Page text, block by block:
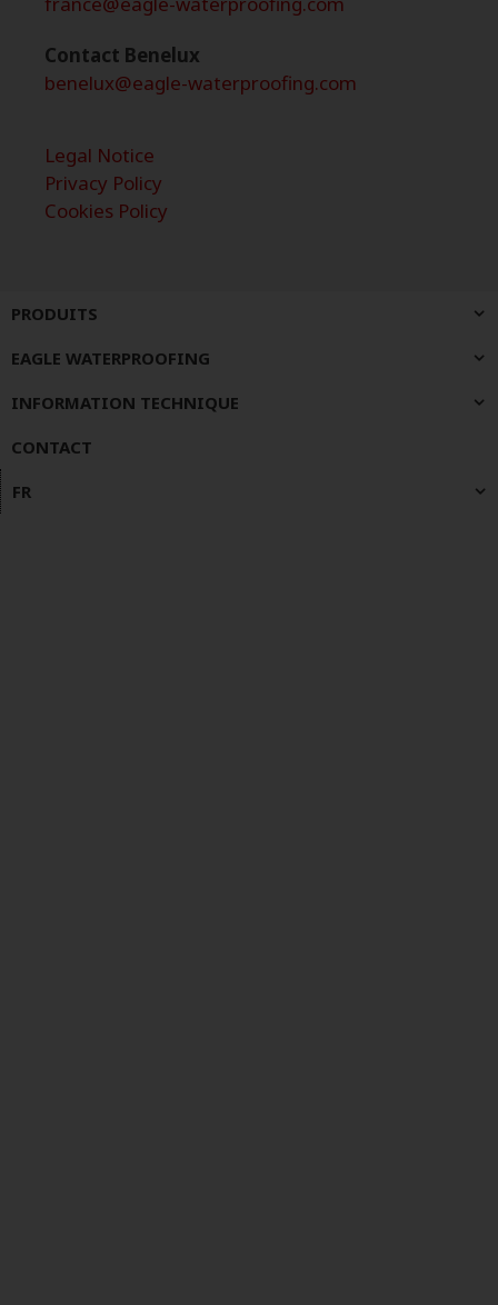
Contact Benelux
benelux@eagle-waterproofing.com
Legal Notice
Privacy Policy
Cookies Policy
PRODUITS
EAGLE WATERPROOFING
INFORMATION TECHNIQUE
CONTACT
FR